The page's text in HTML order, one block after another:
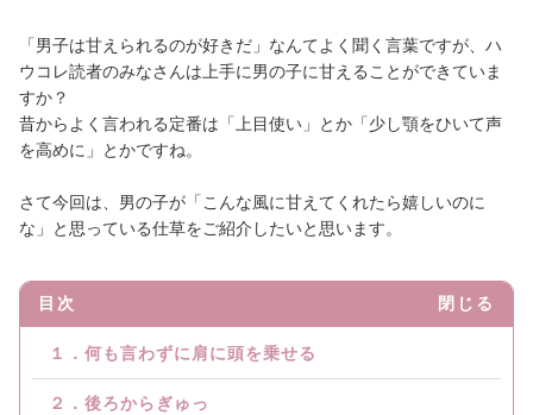
「男子は甘えられるのが好きだ」なんてよく聞く言葉ですが、ハ
ウコレ読者のみなさんは上手に男の子に甘えることができていま
すか？
昔からよく言われる定番は「上目使い」とか「少し顎をひいて声
を高めに」とかですね。
さて今回は、男の子が「こんな風に甘えてくれたら嬉しいのに
な」と思っている仕草をご紹介したいと思います。
目次 閉じる
１．何も言わずに肩に頭を乗せる
２．後ろからぎゅっ